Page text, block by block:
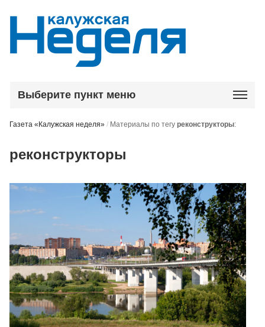
Выберите пункт меню
Газета «Калужская неделя» / Материалы по тегуреконструкторы:
реконструкторы